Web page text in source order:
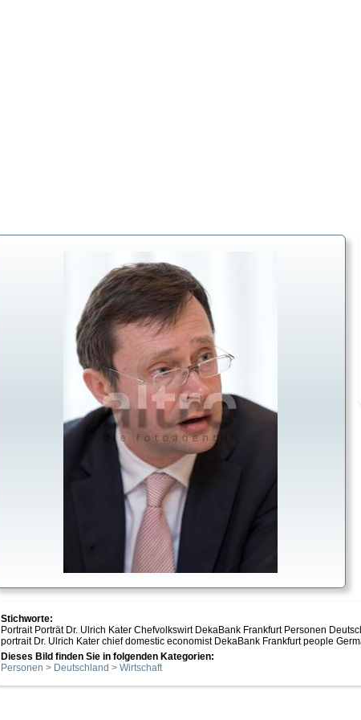
Stichworte:
Portrait Porträt Dr. Ulrich Kater Chefvolkswirt DekaBank Frankfurt Personen
portrait Dr. Ulrich Kater chief domestic economist DekaBank Frankfurt people
Dieses Bild finden Sie in folgenden Kategorien:
Personen > Deutschland > Wirtschaft